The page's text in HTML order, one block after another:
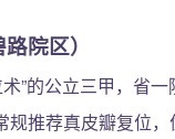
院区）
”的公立三甲，省
推荐真皮瓣复位